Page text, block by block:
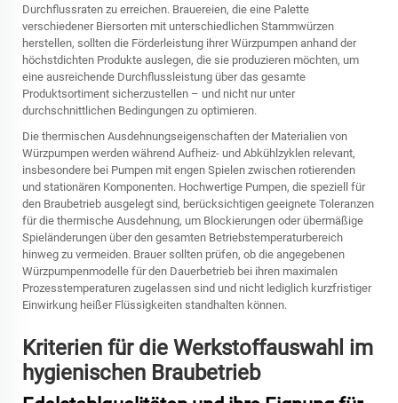
Durchflussraten zu erreichen. Brauereien, die eine Palette
verschiedener Biersorten mit unterschiedlichen Stammwürzen
herstellen, sollten die Förderleistung ihrer Würzpumpen anhand der
höchstdichten Produkte auslegen, die sie produzieren möchten, um
eine ausreichende Durchflussleistung über das gesamte
Produktsortiment sicherzustellen – und nicht nur unter
durchschnittlichen Bedingungen zu optimieren.
Die thermischen Ausdehnungseigenschaften der Materialien von
Würzpumpen werden während Aufheiz- und Abkühlzyklen relevant,
insbesondere bei Pumpen mit engen Spielen zwischen rotierenden
und stationären Komponenten. Hochwertige Pumpen, die speziell für
den Braubetrieb ausgelegt sind, berücksichtigen geeignete Toleranzen
für die thermische Ausdehnung, um Blockierungen oder übermäßige
Spieländerungen über den gesamten Betriebstemperaturbereich
hinweg zu vermeiden. Brauer sollten prüfen, ob die angegebenen
Würzpumpenmodelle für den Dauerbetrieb bei ihren maximalen
Prozesstemperaturen zugelassen sind und nicht lediglich kurzfristiger
Einwirkung heißer Flüssigkeiten standhalten können.
Kriterien für die Werkstoffauswahl im
hygienischen Braubetrieb